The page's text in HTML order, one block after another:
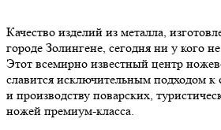
Качество изделий из металла,
городе Золингене, сегодня ни у кого
Этот всемирно известный центр
славится исключительным подходом к
и производству поварских,
ножей премиум-класса.